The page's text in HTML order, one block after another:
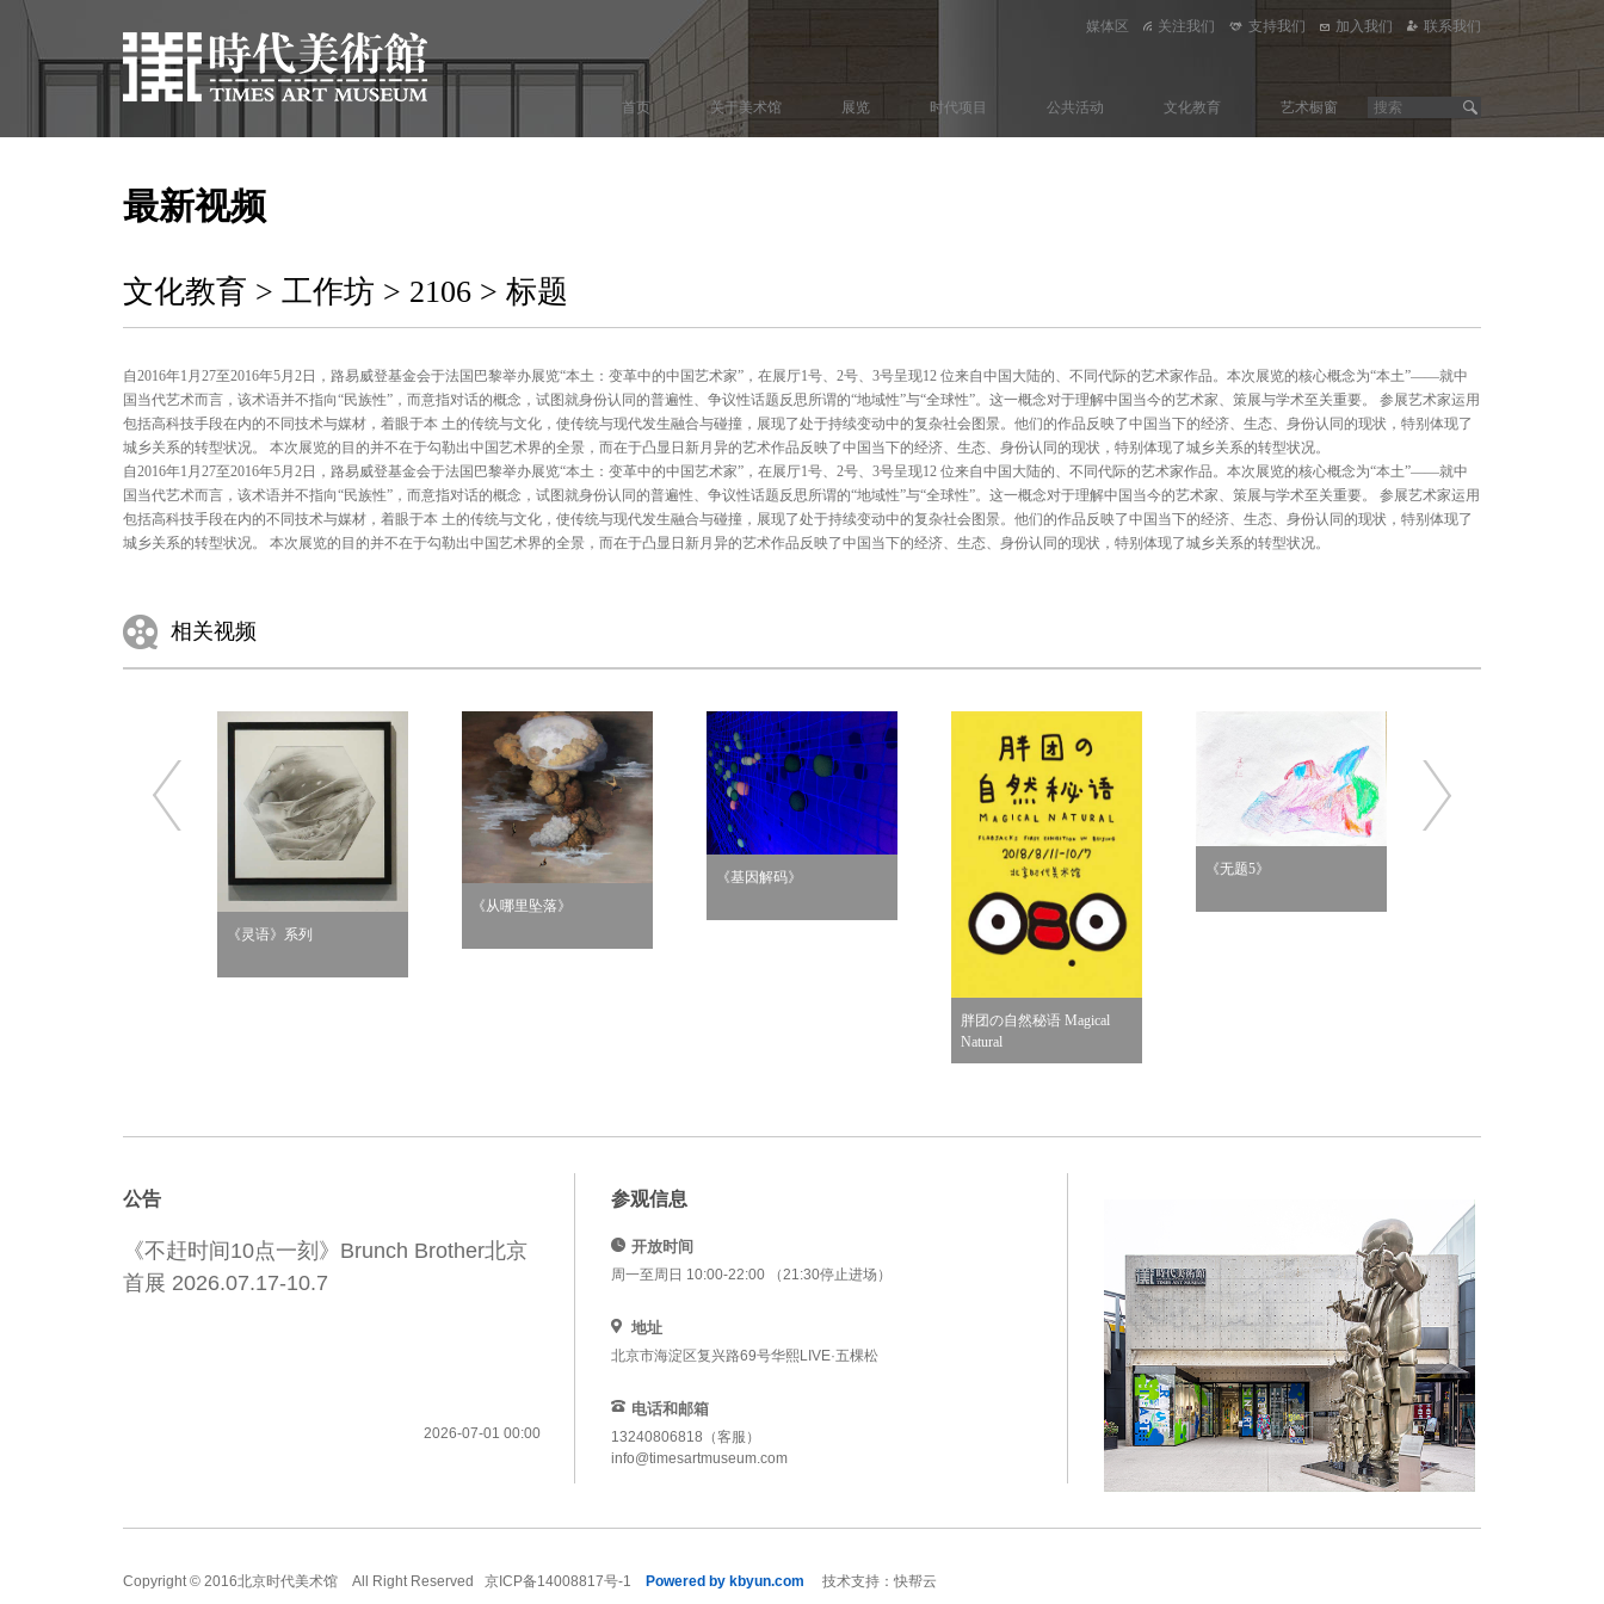
媒体区 关注我们 支持我们 加入我们 联系我们
首页 关于美术馆 展览 时代项目 公共活动 文化教育 艺术橱窗
最新视频
文化教育 > 工作坊 > 2106 > 标题
自2016年1月27至2016年5月2日，路易威登基金会于法国巴黎举办展览“本土：变革中的中国艺术家”，在展厅1号、2号、3号呈现12 位来自中国大陆的、不同代际的艺术家作品。本次展览的核心概念为“本土”——就中
国当代艺术而言，该术语并不指向“民族性”，而意指对话的概念，试图就身份认同的普遍性、争议性话题反思所谓的“地域性”与“全球性”。这一概念对于理解中国当今的艺术家、策展与学术至关重要。 参展艺术家运用
包括高科技手段在内的不同技术与媒材，着眼于本 土的传统与文化，使传统与现代发生融合与碰撞，展现了处于持续变动中的复杂社会图景。他们的作品反映了中国当下的经济、生态、身份认同的现状，特别体现了
城乡关系的转型状况。 本次展览的目的并不在于勾勒出中国艺术界的全景，而在于凸显日新月异的艺术作品反映了中国当下的经济、生态、身份认同的现状，特别体现了城乡关系的转型状况。
自2016年1月27至2016年5月2日，路易威登基金会于法国巴黎举办展览“本土：变革中的中国艺术家”，在展厅1号、2号、3号呈现12 位来自中国大陆的、不同代际的艺术家作品。本次展览的核心概念为“本土”——就中
国当代艺术而言，该术语并不指向“民族性”，而意指对话的概念，试图就身份认同的普遍性、争议性话题反思所谓的“地域性”与“全球性”。这一概念对于理解中国当今的艺术家、策展与学术至关重要。 参展艺术家运用
包括高科技手段在内的不同技术与媒材，着眼于本 土的传统与文化，使传统与现代发生融合与碰撞，展现了处于持续变动中的复杂社会图景。他们的作品反映了中国当下的经济、生态、身份认同的现状，特别体现了
城乡关系的转型状况。 本次展览的目的并不在于勾勒出中国艺术界的全景，而在于凸显日新月异的艺术作品反映了中国当下的经济、生态、身份认同的现状，特别体现了城乡关系的转型状况。
相关视频
《灵语》系列
《从哪里坠落》
《基因解码》
胖团の自然秘语 Magical
Natural
《无题5》
公告
《不赶时间10点一刻》Brunch Brother北京
首展 2026.07.17-10.7
2026-07-01 00:00
参观信息
开放时间
周一至周日 10:00-22:00 （21:30停止进场）
地址
北京市海淀区复兴路69号华熙LIVE·五棵松
电话和邮箱
13240806818（客服）
info@timesartmuseum.com
Copyright © 2016北京时代美术馆 All Right Reserved 京ICP备14008817号-1 Powered by kbyun.com 技术支持：快帮云